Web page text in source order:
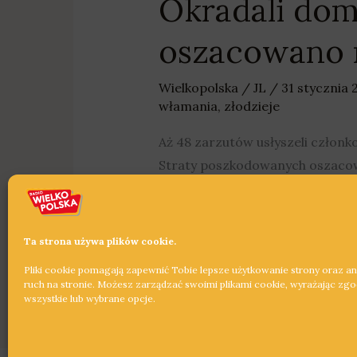
Ta strona używa plików cookie.
Pliki cookie pomagają zapewnić Tobie lepsze użytkowanie strony oraz
ruch na stronie. Możesz zarządzać swoimi plikami cookie, wyrażając
wszystkie lub wybrane opcje.
Okradali
oszacowano
Wielkopolska / JL / 31 stycznia
włamania, złodzieje
Aż 48 zarzutów usłyszeli
Straty poszkodowanych